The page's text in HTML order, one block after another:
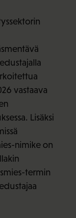
vastaava
Lisäksi
nimike on
termin